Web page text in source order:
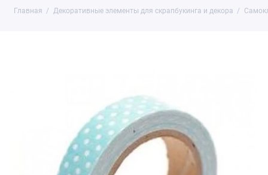
Главная Декоративные элементы для скрапбукинга и декора